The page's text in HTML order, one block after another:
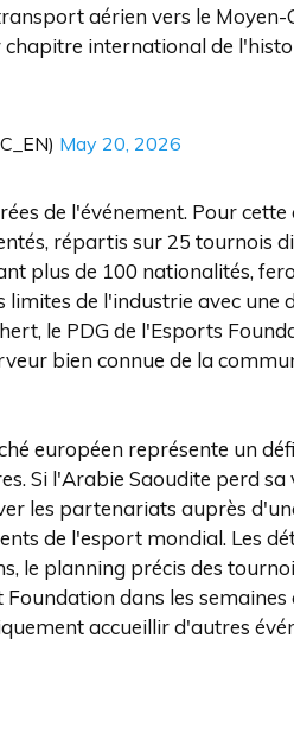
aérien vers le Moyen-
international de
May 20, 2026
de l'événement. Pour cette
répartis sur 25 tournois
plus de 100 nationalités,
limites de l'industrie avec une
le PDG de l'Esports
bien connue de la
européen représente un
Si l'Arabie Saoudite perd sa
les partenariats auprès
de l'esport mondial. Les
le planning précis des
dans les semaines
accueillir d'autres